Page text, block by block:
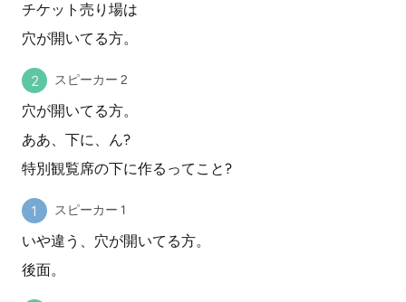
チケット売り場は
穴が開いてる方。
スピーカー 2
穴が開いてる方。
ああ、下に、ん?
特別観覧席の下に作るってこと?
スピーカー 1
いや違う、穴が開いてる方。
後面。